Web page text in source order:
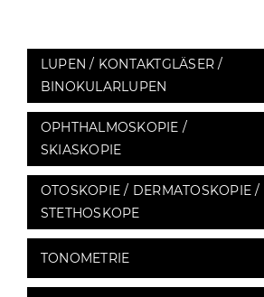
LUPEN / KONTAKTGLÄSER /
BINOKULARLUPEN
OPHTHALMOSKOPIE /
SKIASKOPIE
OTOSKOPIE / DERMATOSKOPIE /
STETHOSKOPE
TONOMETRIE